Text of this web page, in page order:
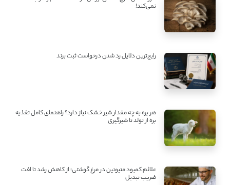
نمی‌کند!
رایج‌ترین دلایل رد شدن درخواست ثبت برند
هر بره به چه مقدار شیر خشک نیاز دارد؟ راهنمای کامل تغذیه
بره از تولد تا شیرگیری
علائم کمبود متیونین در مرغ گوشتی؛ از کاهش رشد تا افت
ضریب تبدیل